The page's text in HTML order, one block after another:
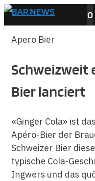
Zum
Inhalt
springen
0
Apero Bier
Schweizweit
Bier lanciert
«Ginger Cola» ist
Apéro-Bier der
Schweizer Bier
typische Cola-
Ingwers und das